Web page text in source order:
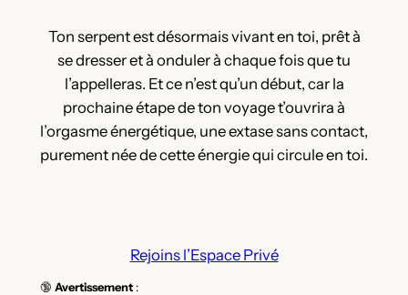
Ton serpent est désormais vivant en toi, prêt à
se dresser et à onduler à chaque fois que tu
l’appelleras. Et ce n’est qu’un début, car la
prochaine étape de ton voyage t’ouvrira à
l’orgasme énergétique, une extase sans contact,
purement née de cette énergie qui circule en toi.
Rejoins l’Espace Privé
🔞 Avertissement: